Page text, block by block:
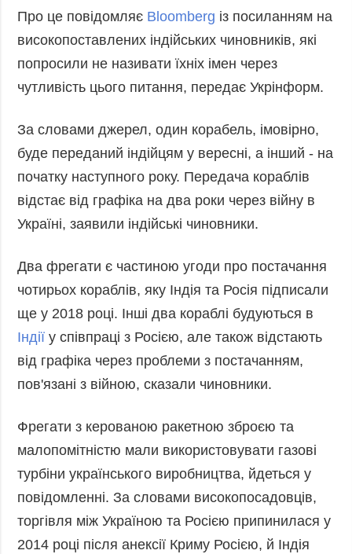
Спорт
конфіденційності
та захисту
персональних
даних
ЗВІТИ
КОДЕКС
Розсилки
ДОДАТКОВО
Подкасти
Публікації
Інтерв'ю
Фото
Відео
Блоги
Інфографіка
Лонгріди
партнерів
Конференції
Офіційні
документи
Релізи
ПОСЛУГИ
Послуги
Пресцентр
Анонси
РОЗСИЛКИ
Про це повідомляє Bloomberg із посиланням на
високопоставлених індійських чиновників, які
попросили не називати їхніх імен через
чутливість цього питання, передає Укрінформ.
За словами джерел, один корабель, імовірно,
буде переданий індійцям у вересні, а інший - на
початку наступного року. Передача кораблів
відстає від графіка на два роки через війну в
Україні, заявили індійські чиновники.
Два фрегати є частиною угоди про постачання
чотирьох кораблів, яку Індія та Росія підписали
ще у 2018 році. Інші два кораблі будуються в
Індіїу співпраці з Росією, але також відстають
від графіка через проблеми з постачанням,
пов'язані з війною, сказали чиновники.
Фрегати з керованою ракетною зброєю та
малопомітністю мали використовувати газові
турбіни українського виробництва, йдеться у
повідомленні. За словами високопосадовців,
торгівля між Україною та Росією припинилася у
2014 році після анексії Криму Росією, й Індія